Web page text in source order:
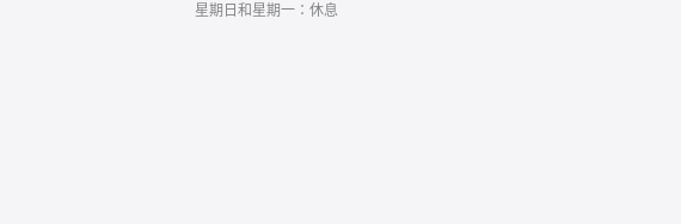
星期日和星期一：休息